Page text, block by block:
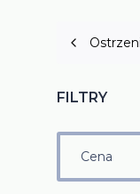
FILTRY
Cena